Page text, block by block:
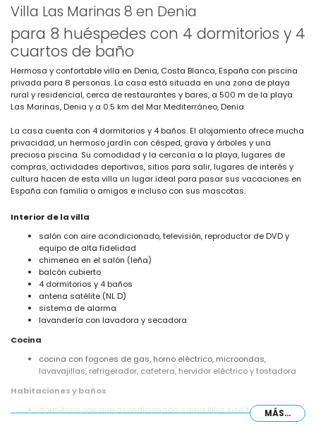
Villa Las Marinas 8 en Denia
para 8 huéspedes con 4 dormitorios y 4
cuartos de baño
Hermosa y confortable villa en Denia, Costa Blanca, España con piscina
privada para 8 personas. La casa está situada en una zona de playa
rural y residencial, cerca de restaurantes y bares, a 500 m de la playa
Las Marinas, Denia y a 0.5 km del Mar Mediterráneo, Denia.
La casa cuenta con 4 dormitorios y 4 baños. El alojamiento ofrece mucha
privacidad, un hermoso jardín con césped, grava y árboles y una
preciosa piscina. Su comodidad y la cercanía a la playa, lugares de
compras, actividades deportivas, sitios para salir, lugares de interés y
cultura hacen de esta villa un lugar ideal para pasar sus vacaciones en
España con familia o amigos e incluso con sus mascotas.
Interior de la villa
salón con aire acondicionado, televisión, reproductor de DVD y
equipo de alta fidelidad
chimenea en el salón (leña)
balcón cubierto
4 dormitorios y 4 baños
antena satélite (NL D)
sistema de alarma
lavandería con lavadora y secadora
Cocina
cocina con fogones de gas, horno eléctrico, microondas,
lavavajillas, refrigerador, cafetera, hervidor eléctrico y tostadora
Habitaciones y baños
dormitorio con aire acondicionado, cama king size, televisión y
MÁS...